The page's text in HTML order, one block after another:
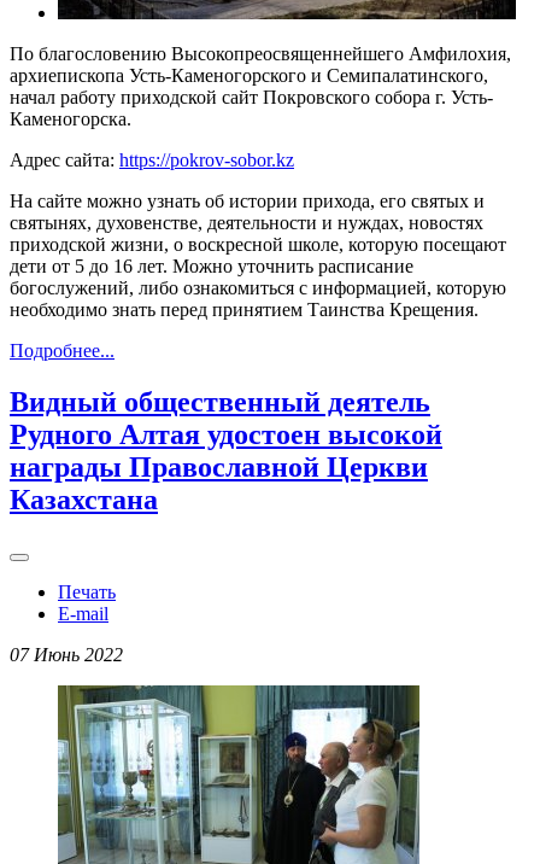
По благословению Высокопреосвященнейшего Амфилохия,
архиепископа Усть-Каменогорского и Семипалатинского,
начал работу приходской сайт Покровского собора г. Усть-
Каменогорска.
Адрес сайта: https://pokrov-sobor.kz
На сайте можно узнать об истории прихода, его святых и
святынях, духовенстве, деятельности и нуждах, новостях
приходской жизни, о воскресной школе, которую посещают
дети от 5 до 16 лет. Можно уточнить расписание
богослужений, либо ознакомиться с информацией, которую
необходимо знать перед принятием Таинства Крещения.
Подробнее...
Видный общественный деятель
Рудного Алтая удостоен высокой
награды Православной Церкви
Казахстана
Печать
E-mail
07 Июнь 2022